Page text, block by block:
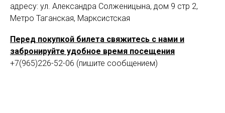
адресу: ул. Александра Солженицына, дом 9 стр 2,
Метро Таганская, Марксистская
Перед покупкой билета свяжитесь с нами и
забронируйте удобное время посещения
+7(965)226-52-06 (пишите сообщением)